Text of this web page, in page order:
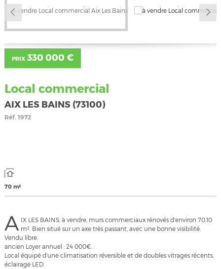
PRIX330 000 €
Local commercial
AIX LES BAINS (73100)
Réf.1972
70 m²
A IX LES BAINS, à vendre, murs commerciaux rénovés d'environ 70,10
m². Bien situé sur un axe très passant, avec une bonne visibilité.
Vendu libre.
ancien Loyer annuel : 24 000€.
Local équipé d'une climatisation réversible et de doubles vitrages récents,
éclairage LED.